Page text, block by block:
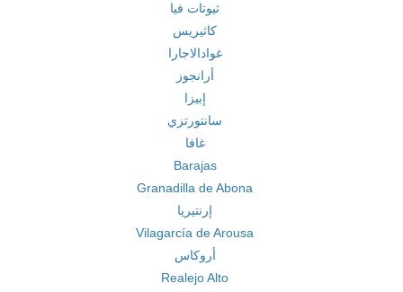
ثيوتات فيا
كاثيريس
غوادالاجارا
أرانجوز
إبيزا
سانتورتزي
غافا
Barajas
Granadilla de Abona
إرنتيريا
Vilagarcía de Arousa
أروكاس
Realejo Alto